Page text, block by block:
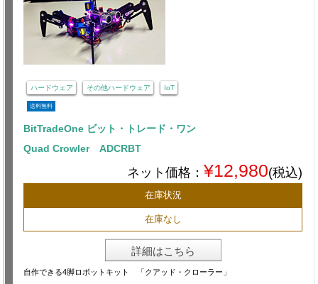
ハードウェア その他ハードウェア IoT
送料無料
BitTradeOne ビット・トレード・ワン
Quad Crowler ADCRBT
ネット価格： ¥12,980(税込)
在庫状況
在庫なし
詳細はこちら
自作できる4脚ロボットキット 「クアッド・クローラー」